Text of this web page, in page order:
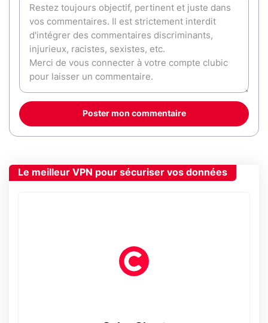
Poster mon commentaire
Le meilleur VPN pour sécuriser vos données